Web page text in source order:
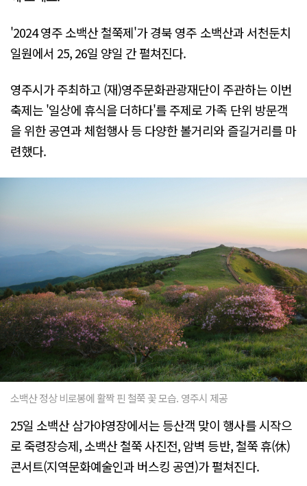
'2024 영주 소백산 철쭉제'가 경북 영주 소백산과 서천둔치
일원에서 25, 26일 양일 간 펼쳐진다.
영주시가 주최하고 (재)영주문화관광재단이 주관하는 이번
축제는 '일상에 휴식을 더하다'를 주제로 가족 단위 방문객
을 위한 공연과 체험행사 등 다양한 볼거리와 즐길거리를 마
련했다.
소백산 정상 비로봉에 활짝 핀 철쭉 꽃 모습. 영주시 제공
25일 소백산 삼가야영장에서는 등산객 맞이 행사를 시작으
로 죽령장승제, 소백산 철쭉 사진전, 암벽 등반, 철쭉 휴(休)
콘서트(지역문화예술인과 버스킹 공연)가 펼쳐진다.